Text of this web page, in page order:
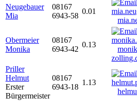
Neugebauer
Mia
08167
6943-58
0.01
Obermeier
Monika
08167
6943-42
0.13
Priller
Helmut
Erster
Bürgermeister
08167
6943-18
1.13